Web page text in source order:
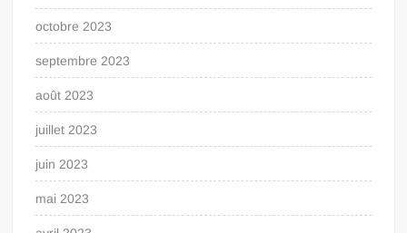
octobre 2023
septembre 2023
août 2023
juillet 2023
juin 2023
mai 2023